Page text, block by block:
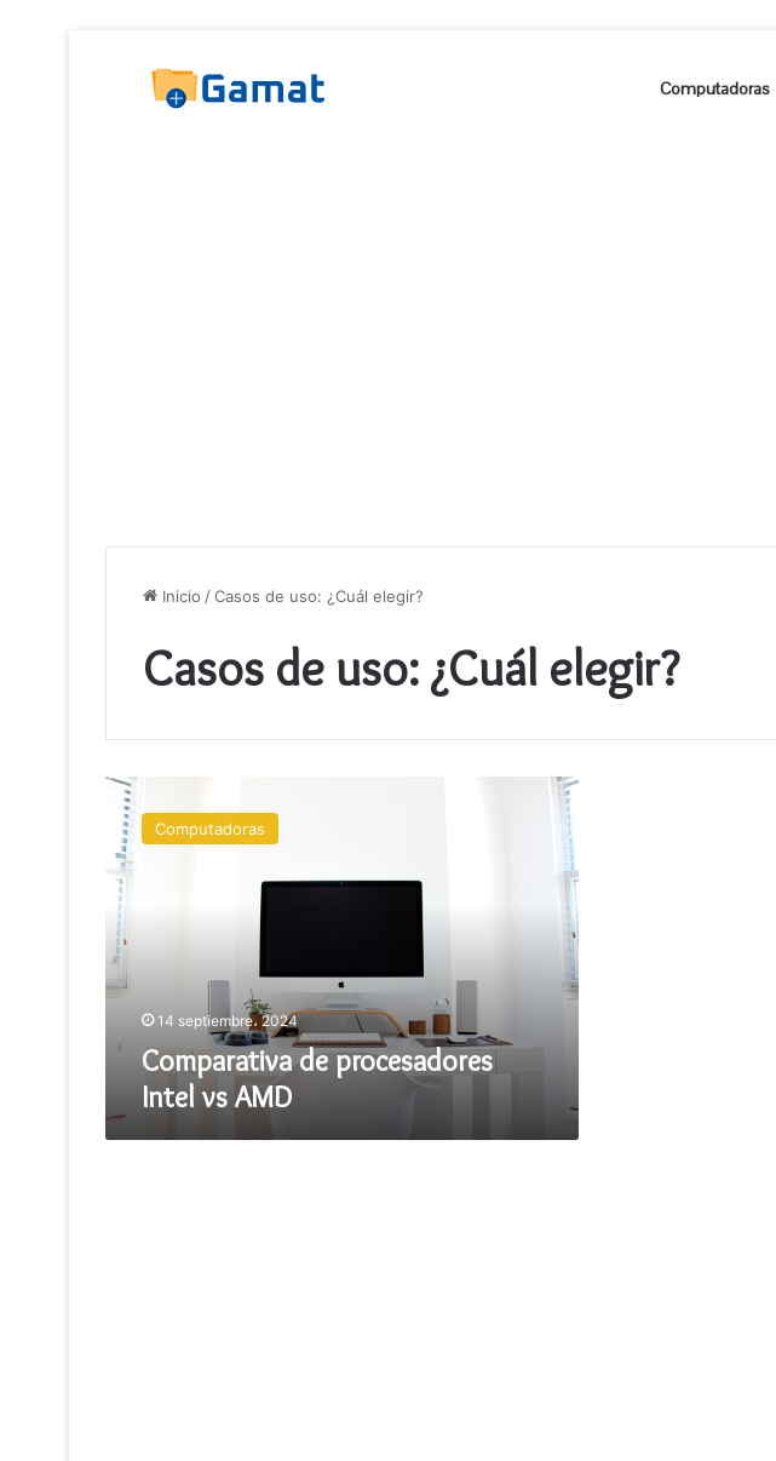
Computadoras
Inicio /Casos de uso: ¿Cuál elegir?
Casos de uso: ¿Cuál elegir?
Comparativa
procesadores
Intel
vs
AMD
Computadoras
14 septiembre، 2024
Comparativa de procesadores
Intel vs AMD